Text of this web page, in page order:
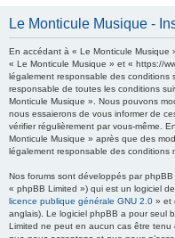
Le Monticule Musique -
En accédant à « Le Monticule Musique
« Le Monticule Musique » et « https://
légalement responsable des conditions
responsable de toutes les conditions
Monticule Musique ». Nous pouvons
nous essaierons de vous informer de
vérifier régulièrement par vous-même.
Monticule Musique » après que des
légalement responsable des conditions
Nos forums sont développés par
« phpBB Limited ») qui est un logiciel
licence publique générale GNU 2.0 » et
anglais). Le logiciel phpBB a pour seul
Limited ne peut en aucun cas être